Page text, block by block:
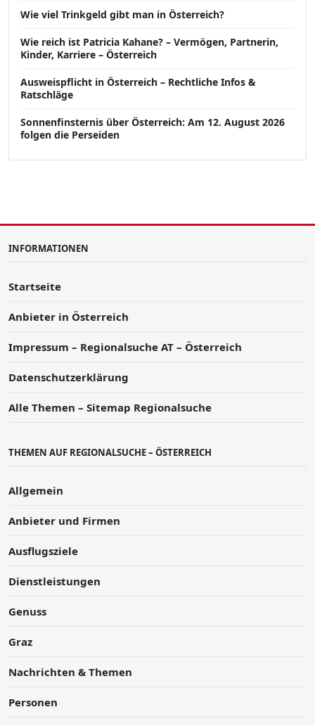
Wie viel Trinkgeld gibt man in Österreich?
Wie reich ist Patricia Kahane? – Vermögen, Partnerin,
Kinder, Karriere – Österreich
Ausweispflicht in Österreich – Rechtliche Infos &
Ratschläge
Sonnenfinsternis über Österreich: Am 12. August 2026
folgen die Perseiden
INFORMATIONEN
Startseite
Anbieter in Österreich
Impressum – Regionalsuche AT – Österreich
Datenschutzerklärung
Alle Themen – Sitemap Regionalsuche
THEMEN AUF REGIONALSUCHE – ÖSTERREICH
Allgemein
Anbieter und Firmen
Ausflugsziele
Dienstleistungen
Genuss
Graz
Nachrichten & Themen
Personen